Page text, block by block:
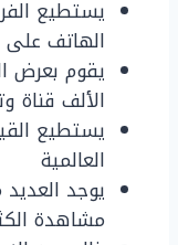
يستطيع
الهاتف على
يقوم بعرض
الألف قناة
يستطيع
العالمية
يوجد
مشاهدة